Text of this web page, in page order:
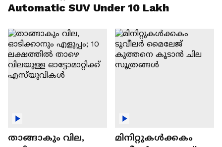
Automatic SUV Under 10 Lakh
താങ്ങാകും വില,
മിനിറ്റുകൾക്കകം